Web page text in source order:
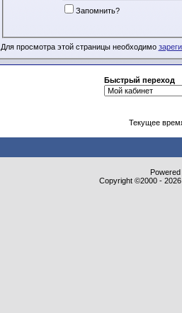
Запомнить?
Для просмотра этой страницы необходимо
Быстрый переход
Текущее
Copyright ©2000 -